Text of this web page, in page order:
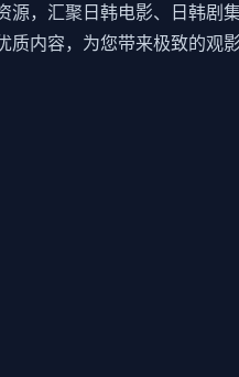
源，汇聚日韩电影、日韩剧
质内容，为您带来极致的观影